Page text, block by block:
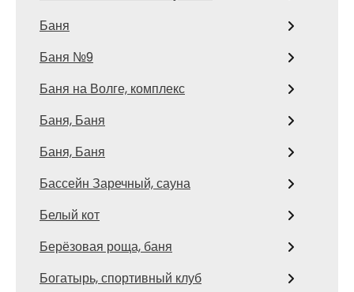
Баня
Баня №9
Баня на Волге, комплекс
Баня, Баня
Баня, Баня
Бассейн Заречный, сауна
Белый кот
Берёзовая роща, баня
Богатырь, спортивный клуб